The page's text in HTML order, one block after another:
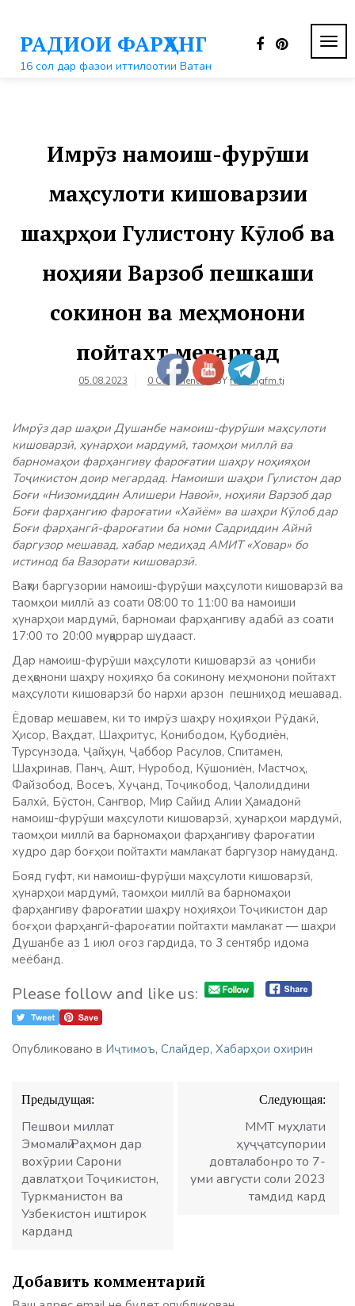
контентуРАДИОИ ФАРҲАНГ
16 сол дар фазои иттилоотии Ватан
Имрӯз намоиш-фурӯши
маҳсулоти кишоварзии
шаҳрҳои Гулистону Кӯлоб ва
ноҳияи Варзоб пешкаши
сокинон ва меҳмонони
пойтахт мегардад
05.08.2023 0 Comments BYfarhangfm.tj
Имрӯздар шаҳри Душанбе намоиш-фурӯши маҳсулоти
кишоварзӣ, ҳунарҳои мардумӣ, таомҳои миллӣ ва
барномаҳои фарҳангиву фароғатии шаҳру ноҳияҳои
Тоҷикистон доир мегардад. Намоиши шаҳри Гулистон дар
Боғи «Низомиддин Алишери Навоӣ», ноҳияи Варзоб дар
Боғи фарҳангию фароғатии «Хайём» ва шаҳри Кӯлоб дар
Боғи фарҳангӣ-фароғатии ба номи Садриддин Айнӣ
баргузор мешавад, хабар медиҳад АМИТ «Ховар» бо
истинод ба Вазорати кишоварзӣ.
Вақти баргузории намоиш-фурӯши маҳсулоти кишоварзӣ ва
таомҳои миллӣ аз соати 08:00 то 11:00 ва намоиши
ҳунарҳои мардумӣ, барномаи фарҳангиву адабӣ аз соати
17:00 то 20:00 муқаррар шудааст.
Дар намоиш-фурӯши маҳсулоти кишоварзӣ аз ҷониби
деҳқонони шаҳру ноҳияҳо ба сокинону меҳмонони пойтахт
маҳсулоти кишоварзӣ бо нархи арзон пешниҳод мешавад.
Ёдовар мешавем, ки то имрӯз шаҳру ноҳияҳои Рӯдакӣ,
Ҳисор, Ваҳдат, Шаҳритус, Конибодом, Қубодиён,
Турсунзода, Ҷайҳун, Ҷаббор Расулов, Спитамен,
Шаҳринав, Панҷ, Ашт, Нуробод, Кӯшониён, Мастчоҳ,
Файзобод, Восеъ, Хуҷанд, Тоҷикобод, Ҷалолиддини
Балхӣ, Бӯстон, Сангвор, Мир Сайид Алии Ҳамадонӣ
намоиш-фурӯши маҳсулоти кишоварзӣ, ҳунарҳои мардумӣ,
таомҳои миллӣ ва барномаҳои фарҳангиву фароғатии
худро дар боғҳои пойтахти мамлакат баргузор намуданд.
Бояд гуфт, ки намоиш-фурӯши маҳсулоти кишоварзӣ,
ҳунарҳои мардумӣ, таомҳои миллӣ ва барномаҳои
фарҳангиву фароғатии шаҳру ноҳияҳои Тоҷикистон дар
боғҳои фарҳангӣ-фароғатии пойтахти мамлакат — шаҳри
Душанбе аз 1 июл оғоз гардида, то 3 сентябр идома
меёбанд.
Please follow and like us:
Опубликовано в Иҷтимоъ, Слайдер, Хабарҳои охирин
Навигация
по
записям
Предыдущая:
Пешвои миллат
Эмомалӣ Раҳмон дар
вохӯрии Сарони
давлатҳои Тоҷикистон,
Туркманистон ва
Узбекистон иштирок
карданд
Следующая:
ММТ муҳлати
ҳуҷҷатсупории
довталабонро то 7-
уми августи соли 2023
тамдид кард
Добавить комментарий